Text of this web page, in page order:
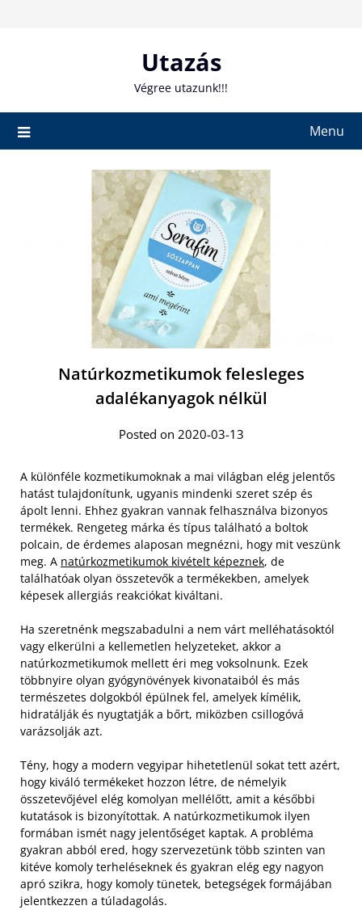
Utazás
Végree utazunk!!!
Menu
Natúrkozmetikumok felesleges
adalékanyagok nélkül
Posted on 2020-03-13
A különféle kozmetikumoknak a mai világban elég jelentős
hatást tulajdonítunk, ugyanis mindenki szeret szép és
ápolt lenni. Ehhez gyakran vannak felhasználva bizonyos
termékek. Rengeteg márka és típus található a boltok
polcain, de érdemes alaposan megnézni, hogy mit veszünk
meg. A natúrkozmetikumok kivételt képeznek, de
találhatóak olyan összetevők a termékekben, amelyek
képesek allergiás reakciókat kiváltani.
Ha szeretnénk megszabadulni a nem várt melléhatásoktól
vagy elkerülni a kellemetlen helyzeteket, akkor a
natúrkozmetikumok mellett éri meg voksolnunk. Ezek
többnyire olyan gyógynövények kivonataiból és más
természetes dolgokból épülnek fel, amelyek kímélik,
hidratálják és nyugtatják a bőrt, miközben csillogóvá
varázsolják azt.
Tény, hogy a modern vegyipar hihetetlenül sokat tett azért,
hogy kiváló termékeket hozzon létre, de némelyik
összetevőjével elég komolyan mellélőtt, amit a későbbi
kutatások is bizonyítottak. A natúrkozmetikumok ilyen
formában ismét nagy jelentőséget kaptak. A probléma
gyakran abból ered, hogy szervezetünk több szinten van
kitéve komoly terheléseknek és gyakran elég egy nagyon
apró szikra, hogy komoly tünetek, betegségek formájában
jelentkezzen a túladagolás.